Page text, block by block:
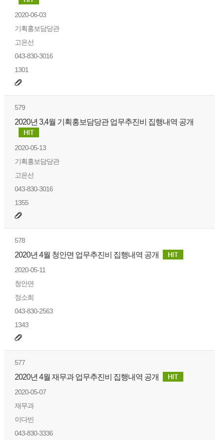
2020-06-03
기획홍보담당관
고은선
043-830-3016
1301
579
2020년 3,4월 기획홍보담당관 업무추진비 집행내역 공개
2020-05-13
기획홍보담당관
고은선
043-830-3016
1355
578
2020년 4월 청안면 업무추진비 집행내역 공개
2020-05-11
청안면
정소희
043-830-2563
1343
577
2020년 4월 재무과 업무추진비 집행내역 공개
2020-05-07
재무과
이다빈
043-830-3336